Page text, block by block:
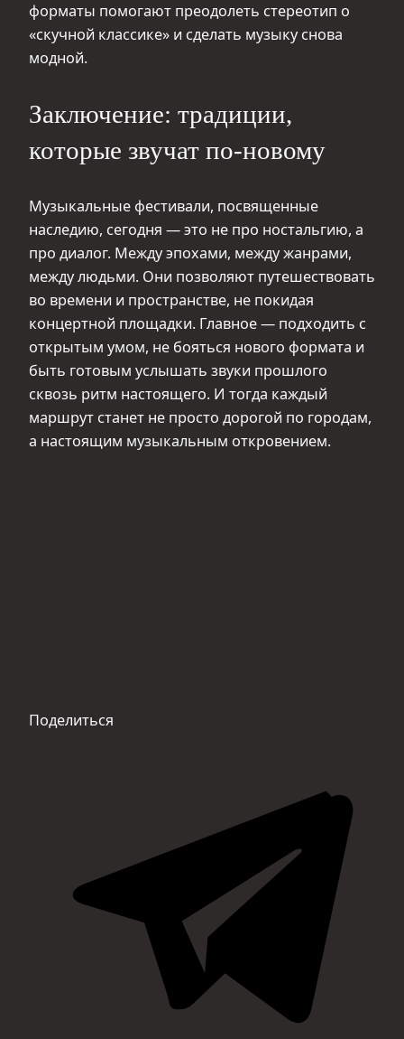
форматы помогают преодолеть стереотип о
«скучной классике» и сделать музыку снова
модной.
Заключение: традиции,
которые звучат по-новому
Музыкальные фестивали, посвященные
наследию, сегодня — это не про ностальгию, а
про диалог. Между эпохами, между жанрами,
между людьми. Они позволяют путешествовать
во времени и пространстве, не покидая
концертной площадки. Главное — подходить с
открытым умом, не бояться нового формата и
быть готовым услышать звуки прошлого
сквозь ритм настоящего. И тогда каждый
маршрут станет не просто дорогой по городам,
а настоящим музыкальным откровением.
Поделиться